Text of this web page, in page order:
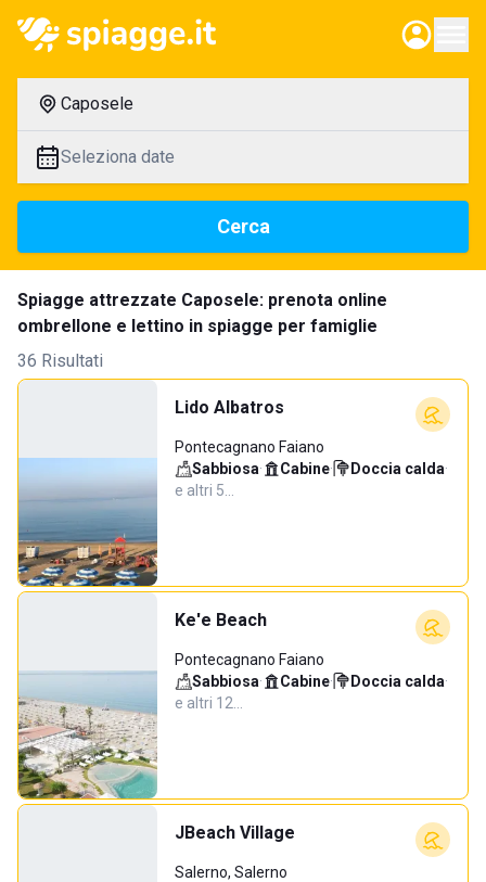
Caposele
Seleziona date
Cerca
Spiagge attrezzate Caposele: prenota online
ombrellone e lettino in spiagge per famiglie
36 Risultati
Lido Albatros
Pontecagnano Faiano
Sabbiosa· Cabine· Doccia calda·
e altri 5…
Ke'e Beach
Pontecagnano Faiano
Sabbiosa· Cabine· Doccia calda·
e altri 12…
JBeach Village
Salerno, Salerno